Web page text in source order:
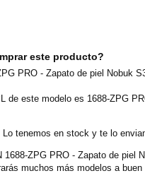
este producto?
PRO - Zapato de piel Nobuk
de este modelo es 1688-ZPG
Lo tenemos en stock y te lo
1688-ZPG PRO - Zapato de piel
muchos más modelos a